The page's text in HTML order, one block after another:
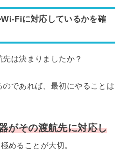
Fiに対応しているかを確
は決まりましたか？
のであれば、最初にやることは
がその渡航先に対応し
めることが大切。